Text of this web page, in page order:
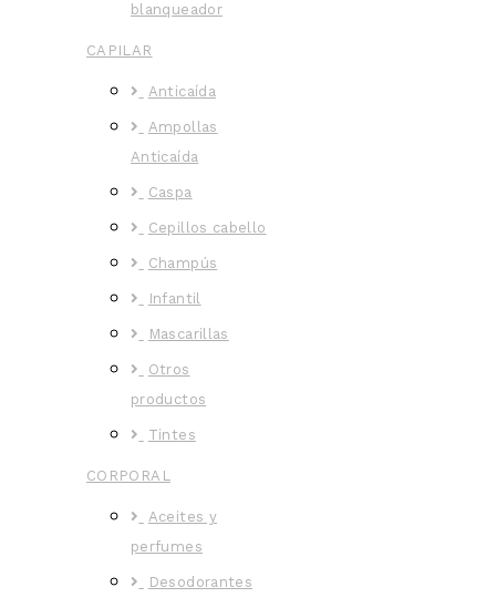
blanqueador
CAPILAR
Anticaída
Ampollas
Anticaída
Caspa
Cepillos cabello
Champús
Infantil
Mascarillas
Otros
productos
Tintes
CORPORAL
Aceites y
perfumes
Desodorantes